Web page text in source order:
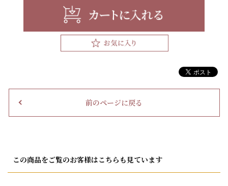
前のページに戻る
この商品をご覧のお客様はこちらも見ています